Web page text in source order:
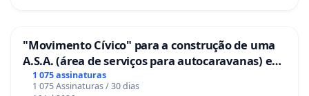
"Movimento Cívico" para a construção de uma
A.S.A. (área de serviços para autocaravanas) em
Coimbra
1 075 assinaturas
1 075 Assinaturas / 30 dias